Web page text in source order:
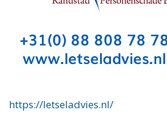
https://letseladvies.nl/